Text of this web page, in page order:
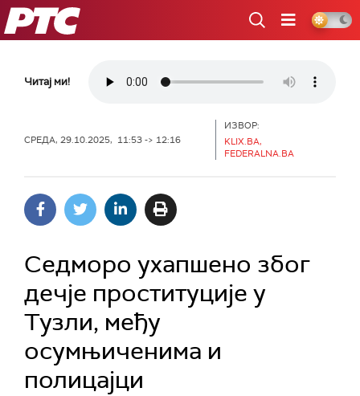
РТС
Читај ми!
СРЕДА, 29.10.2025, 11:53 -> 12:16
ИЗВОР:
KLIX.BA,
FEDERALNA.BA
Седморо ухапшено због
дечје проституције у
Тузли, међу
осумњиченима и
полицајци